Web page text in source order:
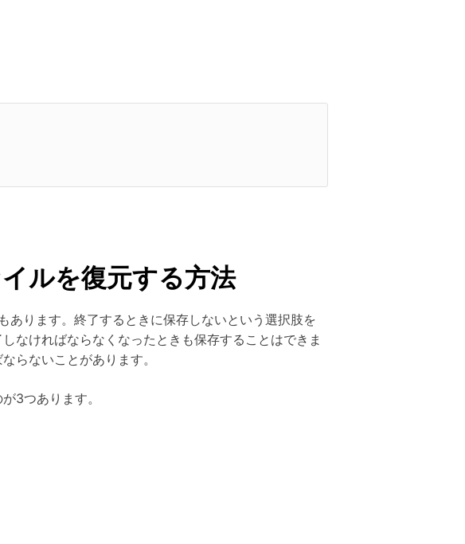
ルを復元する方法
ります。終了するときに保存しないという選択肢を
なければならなくなったときも保存することはできま
らないことがあります。
3つあります。